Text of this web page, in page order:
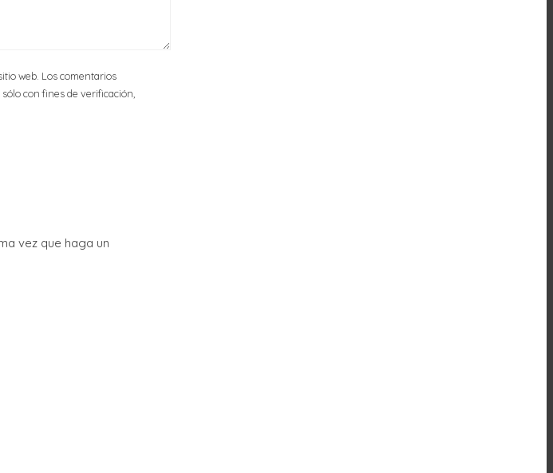
web. Los comentarios
con fines de verificación,
vez que haga un